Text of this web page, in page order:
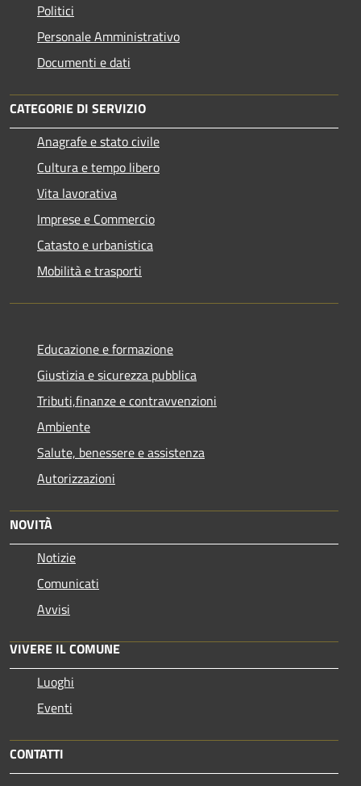
Politici
Personale Amministrativo
Documenti e dati
CATEGORIE DI SERVIZIO
Anagrafe e stato civile
Cultura e tempo libero
Vita lavorativa
Imprese e Commercio
Catasto e urbanistica
Mobilità e trasporti
Educazione e formazione
Giustizia e sicurezza pubblica
Tributi,finanze e contravvenzioni
Ambiente
Salute, benessere e assistenza
Autorizzazioni
NOVITÀ
Notizie
Comunicati
Avvisi
VIVERE IL COMUNE
Luoghi
Eventi
CONTATTI